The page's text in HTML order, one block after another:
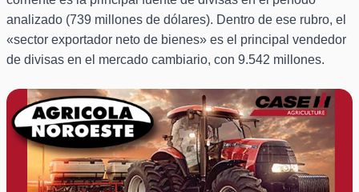
analizado (739 millones de dólares). Dentro de ese rubro, el
«sector exportador neto de bienes» es el principal vendedor
de divisas en el mercado cambiario, con 9.542 millones.